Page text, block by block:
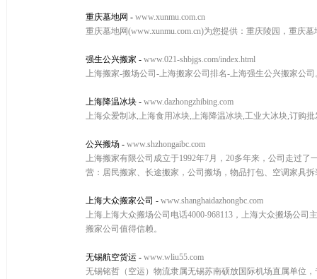
重庆墓地网 - www.xunmu.com.cn
重庆墓地网(www.xunmu.com.cn)为您提供：重庆陵园，重庆
强生公兴搬家 - www.021-shbjgs.com/index.html
上海搬家-搬场公司-上海搬家公司排名-上海强生公兴搬家公司
上海降温冰块 - www.dazhongzhibing.com
上海众爱制冰,上海食用冰块,上海降温冰块,工业大冰块,订购
公兴搬场 - www.shzhongaibc.com
上海搬家有限公司成立于1992年7月，20多年来，公司走过
营：居民搬家、长途搬家，公司搬场，物品打包、空调家具
上海大众搬家公司 - www.shanghaidazhongbc.com
上海上海大众搬场公司电话4000-968113，上海大众搬场公
搬家公司值得信赖。
无锡航空货运 - www.wliu55.com
无锡铭哲（空运）物流隶属无锡苏南硕放国际机场直属单位